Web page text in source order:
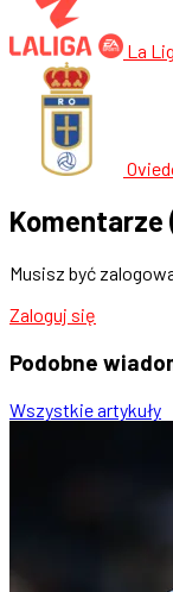
La
Komentarze
Musisz być
Zaloguj się
Podobne
Wszystkie artykuły